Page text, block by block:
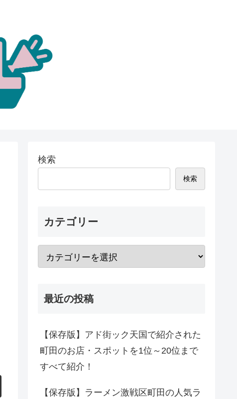
検索
検索
カテゴリー
最近の投稿
【保存版】アド街ック天国で紹介された
町田のお店・スポットを1位～20位まで
すべて紹介！
【保存版】ラーメン激戦区町田の人気ラ